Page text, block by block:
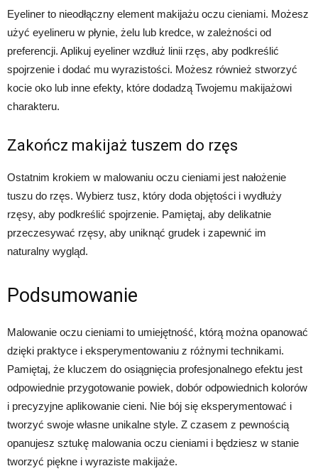
Eyeliner to nieodłączny element makijażu oczu cieniami. Możesz
użyć eyelineru w płynie, żelu lub kredce, w zależności od
preferencji. Aplikuj eyeliner wzdłuż linii rzęs, aby podkreślić
spojrzenie i dodać mu wyrazistości. Możesz również stworzyć
kocie oko lub inne efekty, które dodadzą Twojemu makijażowi
charakteru.
Zakończ makijaż tuszem do rzęs
Ostatnim krokiem w malowaniu oczu cieniami jest nałożenie
tuszu do rzęs. Wybierz tusz, który doda objętości i wydłuży
rzęsy, aby podkreślić spojrzenie. Pamiętaj, aby delikatnie
przeczesywać rzęsy, aby uniknąć grudek i zapewnić im
naturalny wygląd.
Podsumowanie
Malowanie oczu cieniami to umiejętność, którą można opanować
dzięki praktyce i eksperymentowaniu z różnymi technikami.
Pamiętaj, że kluczem do osiągnięcia profesjonalnego efektu jest
odpowiednie przygotowanie powiek, dobór odpowiednich kolorów
i precyzyjne aplikowanie cieni. Nie bój się eksperymentować i
tworzyć swoje własne unikalne style. Z czasem z pewnością
opanujesz sztukę malowania oczu cieniami i będziesz w stanie
tworzyć piękne i wyraziste makijaże.